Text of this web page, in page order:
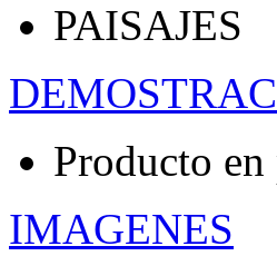
PAISAJES
Producto en
IMAGENES